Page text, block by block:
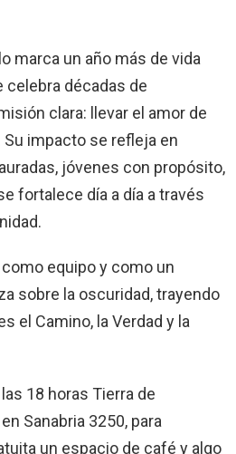
marca un año más de vida
celebra décadas de
clara: llevar el amor de
impacto se refleja en
jóvenes con propósito,
fortalece día a día a través
equipo y como un
sobre la oscuridad, trayendo
el Camino, la Verdad y la
18 horas Tierra de
Sanabria 3250, para
un espacio de café y algo